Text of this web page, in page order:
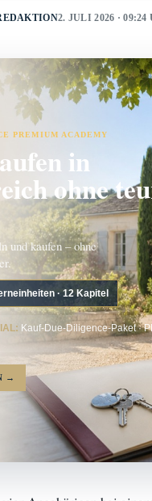
2. JULI 2026 · 09:24
PREMIUM ACADEMY
in
ohne
und kaufen – ohne
· 12 Kapitel
Kauf-Due-Diligence-Paket ·
→